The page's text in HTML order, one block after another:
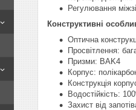
Регулювання
Конструктивні
Оптична
Просвітлення:
Призми: BAK4
Корпус:
Конструкція
Водостійкість:
Захист від